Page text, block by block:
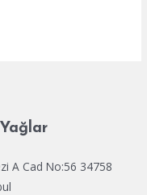
A Cad No:56 34758